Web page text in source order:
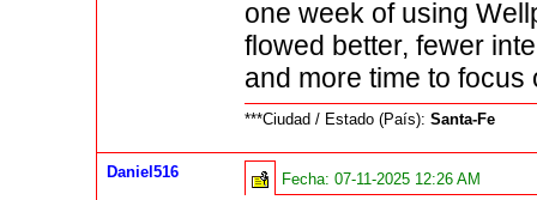
one week of using
flowed better, fewer
and more time to focus
***Ciudad / Estado (País):Santa-Fe
Daniel516 Fecha:07-11-2025 12:26 AM